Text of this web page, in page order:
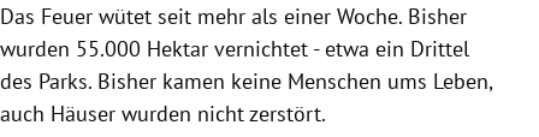
Das Feuer wütet seit mehr als einer Woche. Bisher
wurden 55.000 Hektar vernichtet - etwa ein Drittel
des Parks. Bisher kamen keine Menschen ums Leben,
auch Häuser wurden nicht zerstört.